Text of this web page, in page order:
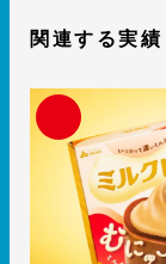
関連する実績